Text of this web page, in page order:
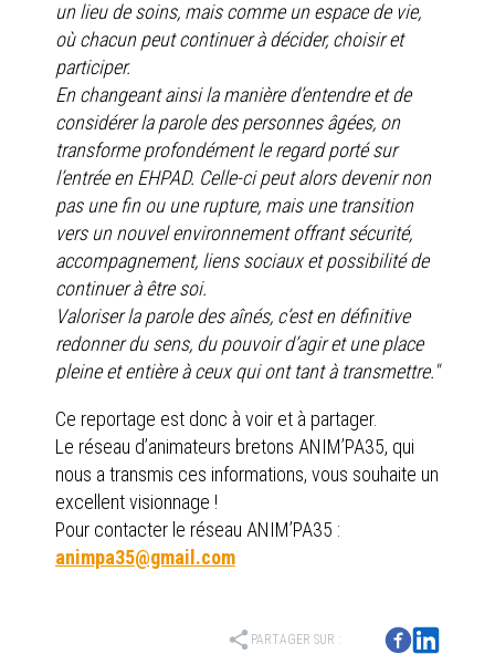
un lieu de soins, mais comme un espace de vie,
où chacun peut continuer à décider, choisir et
participer.
En changeant ainsi la manière d’entendre et de
considérer la parole des personnes âgées, on
transforme profondément le regard porté sur
l’entrée en EHPAD. Celle-ci peut alors devenir non
pas une fin ou une rupture, mais une transition
vers un nouvel environnement offrant sécurité,
accompagnement, liens sociaux et possibilité de
continuer à être soi.
Valoriser la parole des aînés, c’est en définitive
redonner du sens, du pouvoir d’agir et une place
pleine et entière à ceux qui ont tant à transmettre."
Ce reportage est donc à voir et à partager.
Le réseau d’animateurs bretons ANIM’PA35, qui
nous a transmis ces informations, vous souhaite un
excellent visionnage !
Pour contacter le réseau ANIM’PA35 :
animpa35@gmail.com
share PARTAGER SUR :